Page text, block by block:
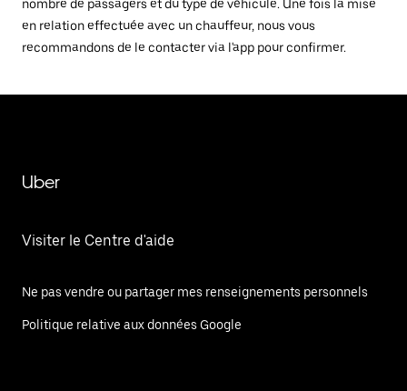
nombre de passagers et du type de véhicule. Une fois la mise
en relation effectuée avec un chauffeur, nous vous
recommandons de le contacter via l'app pour confirmer.
Uber
Visiter le Centre d'aide
Ne pas vendre ou partager mes renseignements personnels
Politique relative aux données Google